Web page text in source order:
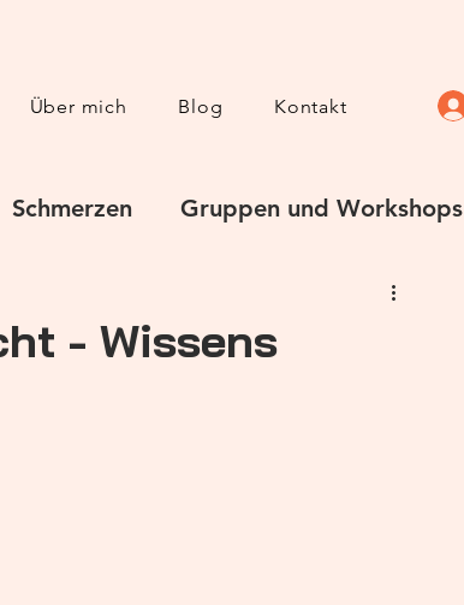
Über mich Blog Kontakt
Schmerzen Gruppen und Workshops
- Wissens